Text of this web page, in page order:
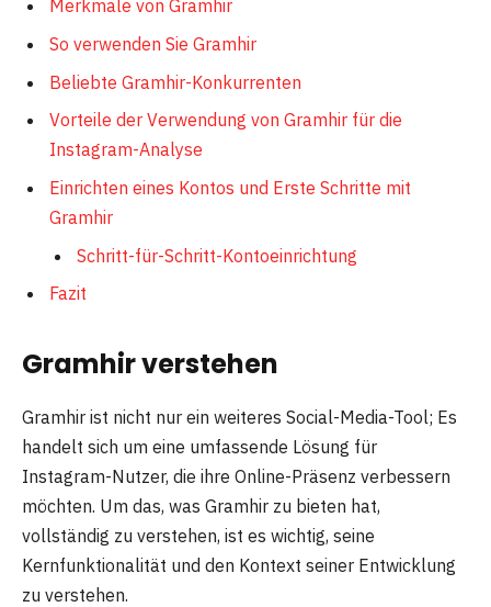
Merkmale von Gramhir
So verwenden Sie Gramhir
Beliebte Gramhir-Konkurrenten
Vorteile der Verwendung von Gramhir für die
Instagram-Analyse
Einrichten eines Kontos und Erste Schritte mit
Gramhir
Schritt-für-Schritt-Kontoeinrichtung
Fazit
Gramhir verstehen
Gramhir ist nicht nur ein weiteres Social-Media-Tool; Es
handelt sich um eine umfassende Lösung für
Instagram-Nutzer, die ihre Online-Präsenz verbessern
möchten. Um das, was Gramhir zu bieten hat,
vollständig zu verstehen, ist es wichtig, seine
Kernfunktionalität und den Kontext seiner Entwicklung
zu verstehen.